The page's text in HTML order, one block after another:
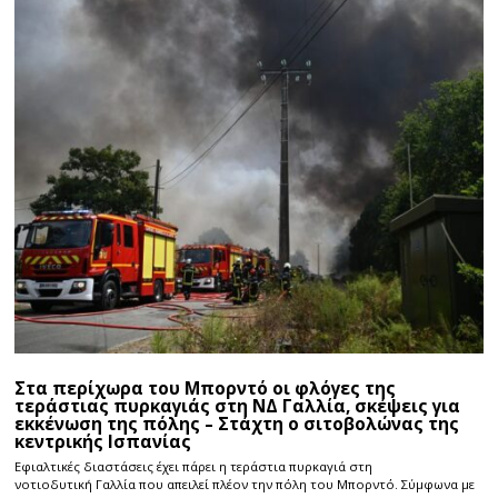
Στα περίχωρα του Μπορντό οι φλόγες της
τεράστιας πυρκαγιάς στη ΝΔ Γαλλία, σκέψεις για
εκκένωση της πόλης – Στάχτη ο σιτοβολώνας της
κεντρικής Ισπανίας
Εφιαλτικές διαστάσεις έχει πάρει η τεράστια πυρκαγιά στη
νοτιοδυτική Γαλλία που απειλεί πλέον την πόλη του Μπορντό. Σύμφωνα με